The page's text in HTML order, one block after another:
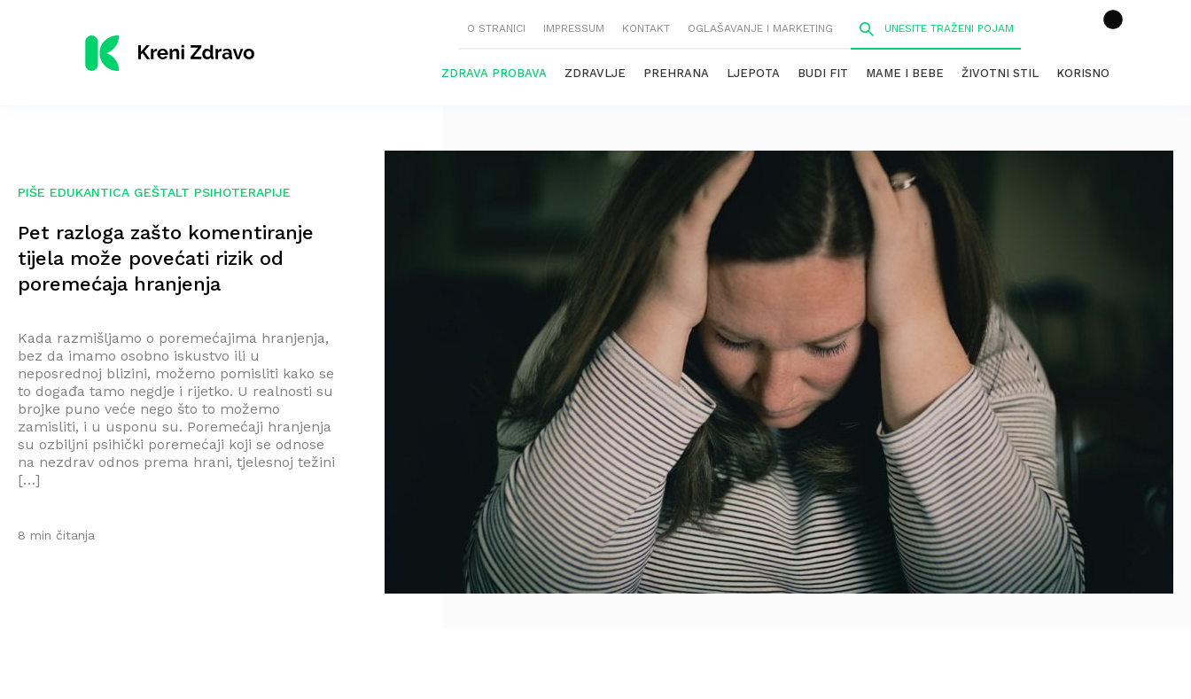
O STRANICI IMPRESSUM KONTAKT OGLAŠAVANJE I MARKETING
ZDRAVA PROBAVA ZDRAVLJE PREHRANA LJEPOTA BUDI FIT MAME I BEBE ŽIVOTNI STIL KORISNO
PIŠE EDUKANTICA GEŠTALT PSIHOTERAPIJE
Pet razloga zašto komentiranje
tijela može povećati rizik od
poremećaja hranjenja
Kada razmišljamo o poremećajima hranjenja,
bez da imamo osobno iskustvo ili u
neposrednoj blizini, možemo pomisliti kako se
to događa tamo negdje i rijetko. U realnosti su
brojke puno veće nego što to možemo
zamisliti, i u usponu su. Poremećaji hranjenja
su ozbiljni psihički poremećaji koji se odnose
na nezdrav odnos prema hrani, tjelesnoj težini
[…]
8 min čitanja